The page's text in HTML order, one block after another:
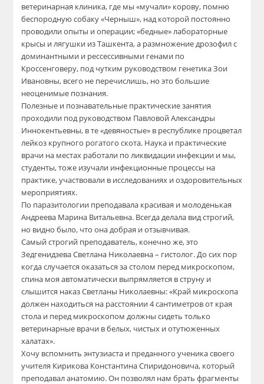
ветеринарная клиника, где мы «мучали» корову, помню
беспородную собаку «Черныш», над которой постоянно
проводили опыты и операции; «бедные» лабораторные
крысы и лягушки из Ташкента, а размножение дрозофил с
доминантными и рессессивными генами по
Кроссенговеру, под чутким руководством генетика Зои
Ивановны, всего не перечислишь, но это большие
неоценимые познания.
Полезные и познавательные практические занятия
проходили под руководством Павловой Александры
Иннокентьевны, в те «девяностые» в республике процветал
лейкоз крупного рогатого скота. Наука и практические
врачи на местах работали по ликвидации инфекции и мы,
студенты, тоже изучали инфекционные процессы на
практике, участвовали в исследованиях и оздоровительных
мероприятиях.
По паразитологии преподавала красивая и молоденькая
Андреева Марина Витальевна. Всегда делала вид строгий,
но видно было, что она добрая и отзывчивая.
Самый строгий преподаватель, конечно же, это
Зедгенидзева Светлана Николаевна – гистолог. До сих пор
когда случается оказаться за столом перед микроскопом,
спина моя автоматически выпрямляется в струну и
слышится наказ Светланы Николаевны: «Край микроскопа
должен находиться на расстоянии 4 сантиметров от края
стола и перед микроскопом должны сидеть только
ветеринарные врачи в белых, чистых и отутюженных
халатах».
Хочу вспомнить энтузиаста и преданного ученика своего
учителя Кирикова Константина Спиридоновича, который
преподавал анатомию. Он позволял нам брать фрагменты